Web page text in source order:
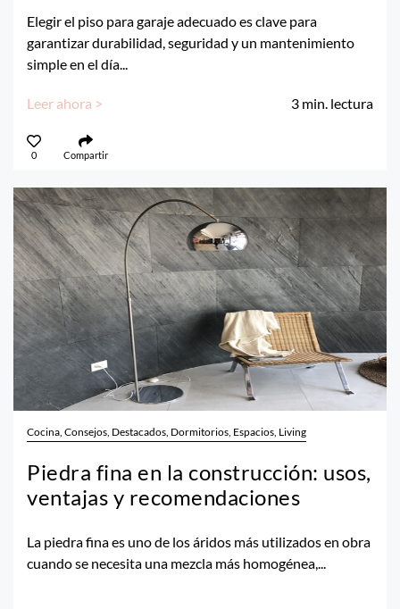
Elegir el piso para garaje adecuado es clave para
garantizar durabilidad, seguridad y un mantenimiento
simple en el día...
Leer ahora > 3 min. lectura
0 Compartir
Cocina, Consejos, Destacados, Dormitorios, Espacios, Living
Piedra fina en la construcción: usos,
ventajas y recomendaciones
La piedra fina es uno de los áridos más utilizados en obra
cuando se necesita una mezcla más homogénea,...